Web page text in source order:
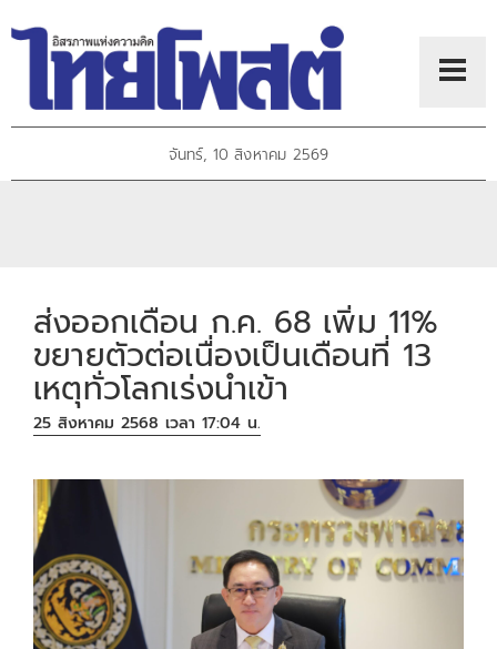
จันทร์, 10 สิงหาคม 2569
ส่งออกเดือน ก.ค. 68 เพิ่ม 11%
ขยายตัวต่อเนื่องเป็นเดือนที่ 13
เหตุทั่วโลกเร่งนำเข้า
25 สิงหาคม 2568 เวลา 17:04 น.